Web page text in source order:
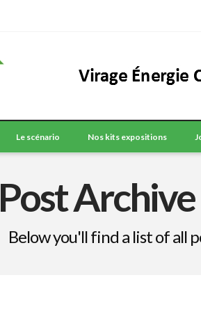
Le scénario Nos kits expositions
Post
Below you'll find a list of all